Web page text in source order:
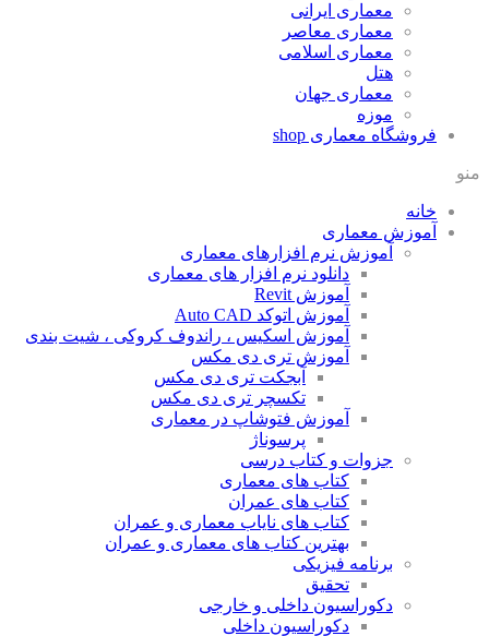
معماری ایرانی
معماری معاصر
معماری اسلامی
هتل
معماری جهان
موزه
فروشگاه معماری shop
منو
خانه
آموزش معماری
آموزش نرم افزارهای معماری
دانلود نرم افزار های معماری
آموزش Revit
آموزش اتوکد Auto CAD
آموزش اسکیس ، راندوف کروکی ، شیت بندی
آموزش تری دی مکس
آبجکت تری دی مکس
تکسچر تری دی مکس
آموزش فتوشاپ در معماری
پرسوناژ
جزوات و کتاب درسی
کتاب های معماری
کتاب های عمران
کتاب های نایاب معماری و عمران
بهترین کتاب های معماری و عمران
برنامه فیزیکی
تحقیق
دکوراسیون داخلی و خارجی
دکوراسیون داخلی